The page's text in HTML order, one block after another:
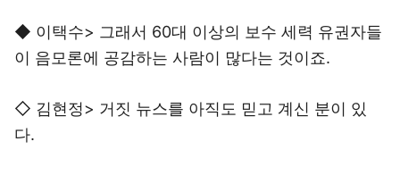
◆ 이택수> 그래서 60대 이상의 보수 세력 유권자들
이 음모론에 공감하는 사람이 많다는 것이죠.
◇ 김현정> 거짓 뉴스를 아직도 믿고 계신 분이 있
다.